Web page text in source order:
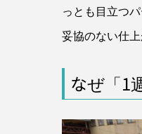
っとも目立つ
妥協のない仕
なぜ「1